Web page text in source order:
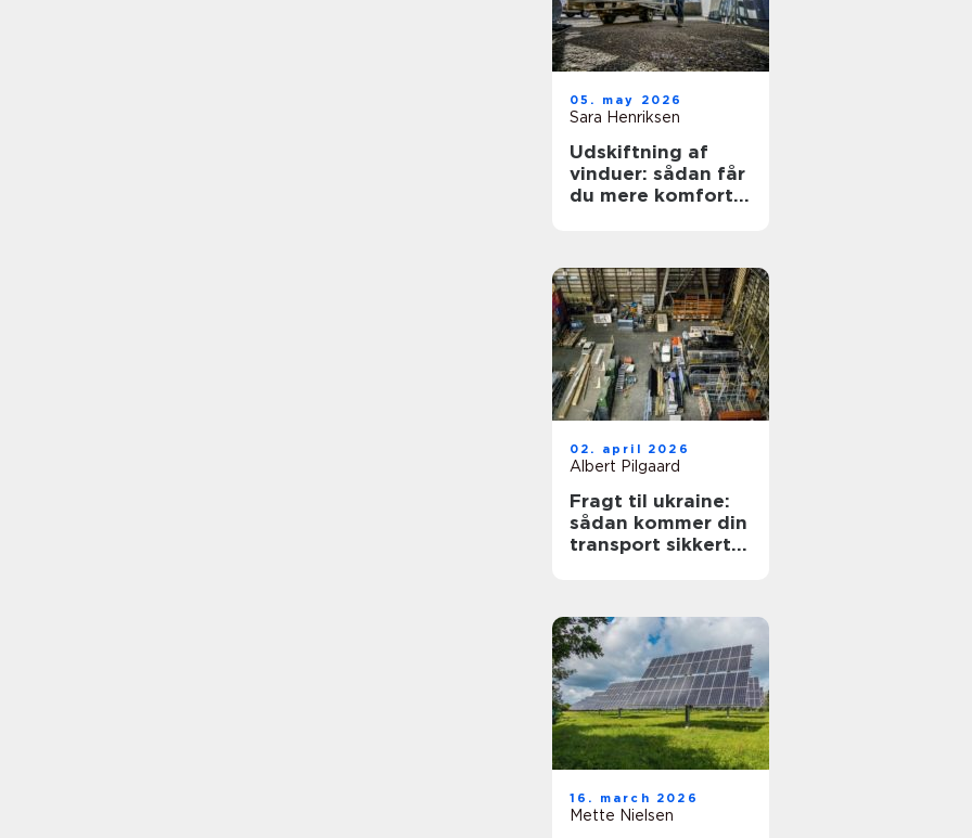
05. may 2026
Sara Henriksen
Udskiftning af
vinduer: sådan får
du mere komfort
02. april 2026
Albert Pilgaard
Fragt til ukraine:
sådan kommer din
transport sikkert
16. march 2026
Mette Nielsen